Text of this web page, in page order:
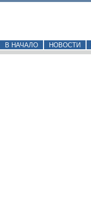
В НАЧАЛО НОВОСТИ